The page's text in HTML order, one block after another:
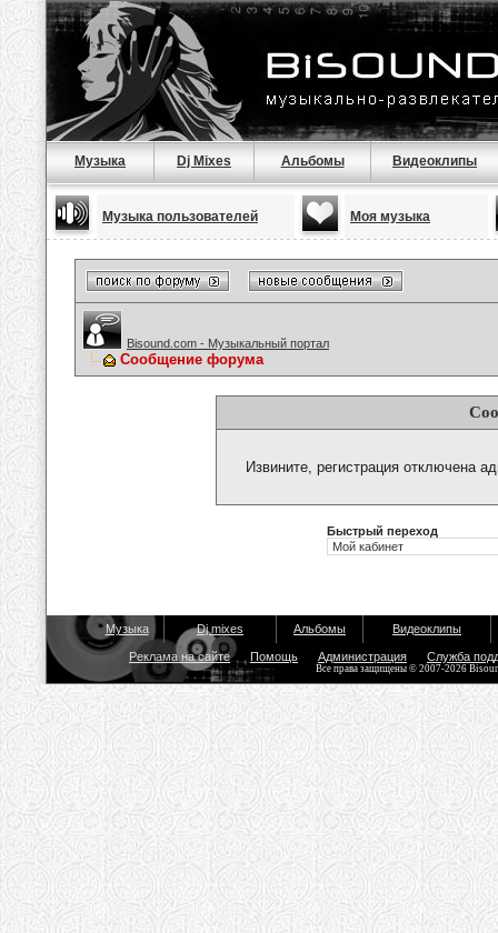
Музыка Dj Mixes Альбомы Видеоклипы
Музыка пользователей Моя музыка
Bisound.com - Музыкальный портал
Сообщение форума
Извините, регистрация отключена
Быстрый переход
Музыка Dj mixes Альбомы Видеоклипы
Реклама на сайте Помощь Администрация Служба
Все права защищены © 2007-2026